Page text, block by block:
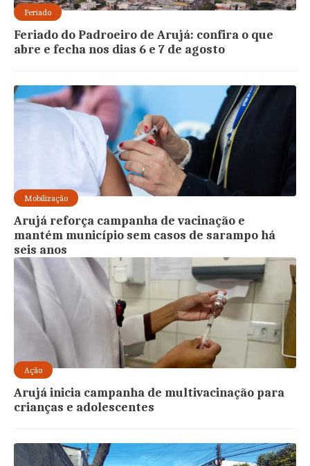
Feriado
Feriado do Padroeiro de Arujá: confira o que
abre e fecha nos dias 6 e 7 de agosto
Mobilização
Arujá reforça campanha de vacinação e
mantém município sem casos de sarampo há
seis anos
Ação
Arujá inicia campanha de multivacinação para
crianças e adolescentes